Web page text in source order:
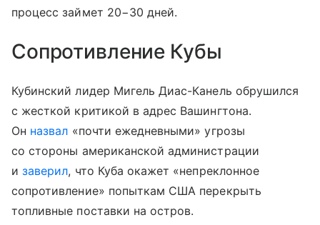
процесс займет 20−30 дней.
Сопротивление Кубы
Кубинский лидер Мигель Диас-Канель обрушился
с жесткой критикой в адрес Вашингтона.
Он назвал «почти ежедневными» угрозы
со стороны американской администрации
изаверил, что Куба окажет «непреклонное
сопротивление» попыткам США перекрыть
топливные поставки на остров.